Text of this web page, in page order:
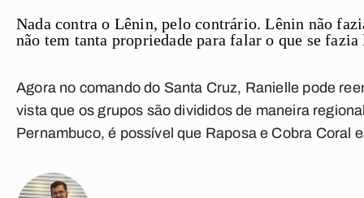
Nada contra o Lênin, pelo contrário. Lênin não
não tem tanta propriedade para falar o que se
Agora no comando do Santa Cruz, Ranielle pode
vista que os grupos são divididos de maneira
Pernambuco, é possível que Raposa e Cobra Coral